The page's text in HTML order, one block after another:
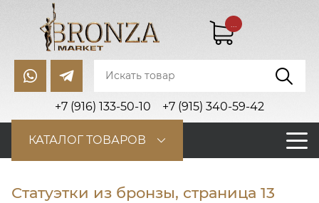
+7 (916) 133-50-10 +7 (915) 340-59-42
...
КАТАЛОГ ТОВАРОВ
Статуэтки из бронзы, страница 13